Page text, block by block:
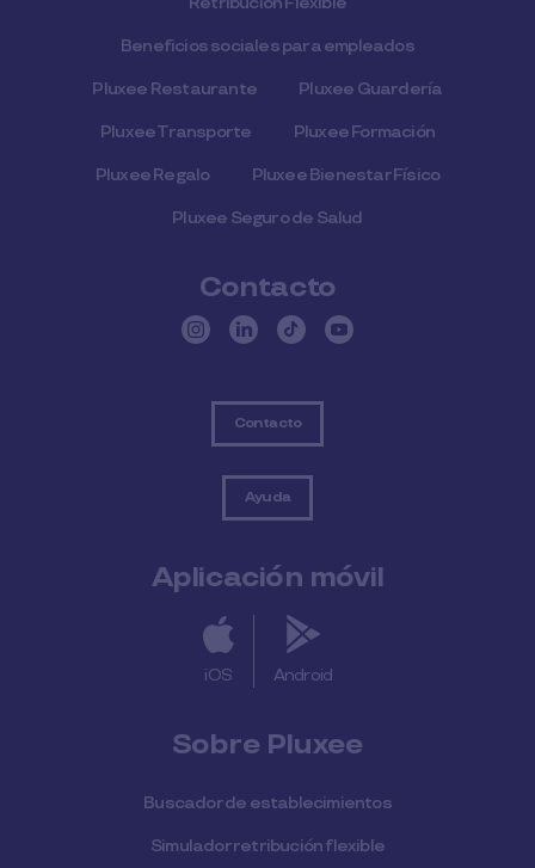
Beneficios sociales para empleados
Pluxee Restaurante Pluxee Guardería
Pluxee Transporte Pluxee Formación
Pluxee Regalo Pluxee Bienestar Físico
Pluxee Seguro de Salud
Contacto
Contacto
Ayuda
Aplicación móvil
iOS Android
Sobre Pluxee
Buscador de establecimientos
Simulador retribución flexible